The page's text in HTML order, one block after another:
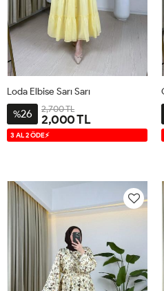
Loda Elbise Sarı Sarı
%26 2,700 TL
2,000 TL
3 AL 2 ÖDE⚡